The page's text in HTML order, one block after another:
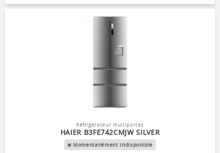
Réfrigérateur multiportes
HAIER B3FE742CMJW SILVER
Momentanément indisponible